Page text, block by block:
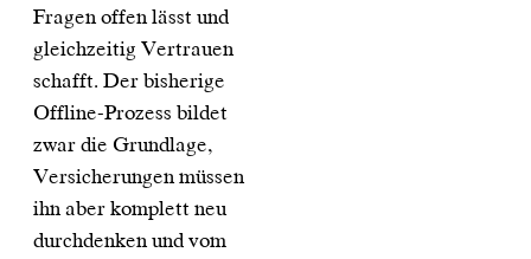
Fragen offen lässt und
gleichzeitig Vertrauen
schafft. Der bisherige
Offline-Prozess bildet
zwar die Grundlage,
Versicherungen müssen
ihn aber komplett neu
durchdenken und vom